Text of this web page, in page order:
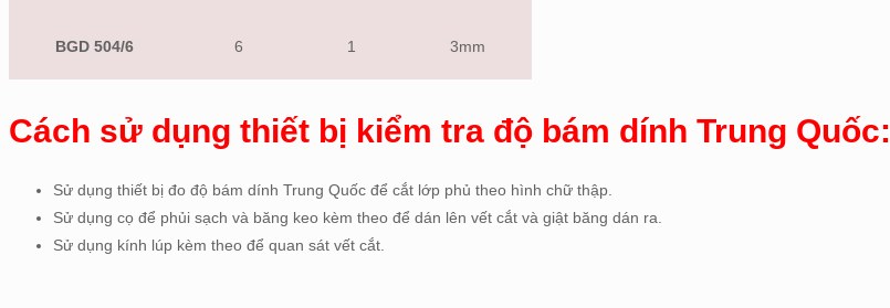
BGD 504/6 6 1 3mm
Cách sử dụng thiết bị kiểm tra độ bám dính Trung Quốc:
Sử dụng thiết bị đo độ bám dính Trung Quốc để cắt lớp phủ theo hình chữ thập.
Sử dụng cọ để phủi sạch và băng keo kèm theo để dán lên vết cắt và giật băng dán ra.
Sử dụng kính lúp kèm theo để quan sát vết cắt.